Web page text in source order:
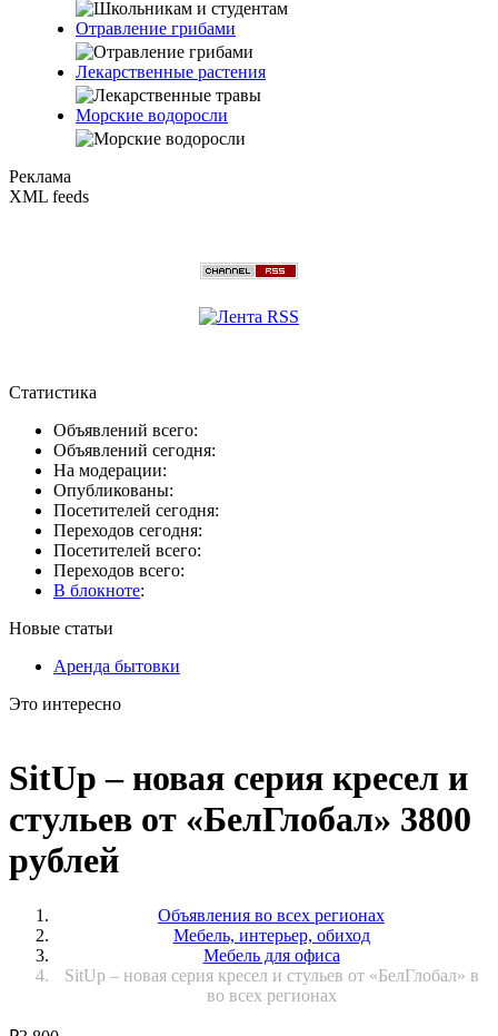
Отравление грибами
Лекарственные растения
Морские водоросли
Реклама
XML feeds
Статистика
Объявлений всего:
Объявлений сегодня:
На модерации:
Опубликованы:
Посетителей сегодня:
Переходов сегодня:
Посетителей всего:
Переходов всего:
В блокноте:
Новые статьи
Аренда бытовки
Это интересно
SitUp – новая серия кресел и
стульев от «БелГлобал» 3800
рублей
Объявления во всех регионах
Мебель, интерьер, обиход
Мебель для офиса
SitUp – новая серия кресел и стульев от «БелГлобал» в
во всех регионах